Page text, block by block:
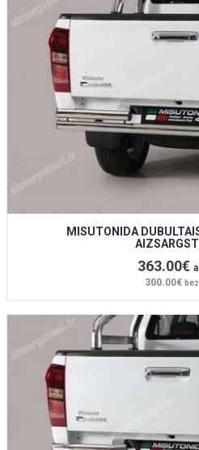
MISUTONIDA
363.00€
300.00€